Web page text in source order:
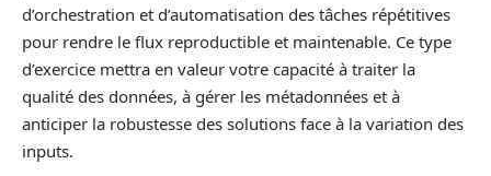
d’orchestration et d’automatisation des tâches répétitives
pour rendre le flux reproductible et maintenable. Ce type
d’exercice mettra en valeur votre capacité à traiter la
qualité des données, à gérer les métadonnées et à
anticiper la robustesse des solutions face à la variation des
inputs.